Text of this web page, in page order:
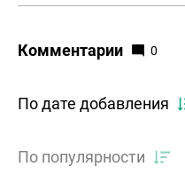
Комментарии 0
По дате добавления
По популярности